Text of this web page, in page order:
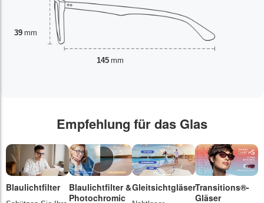
39 mm
145 mm
Empfehlung für das Glas
Blaulichtfilter
Blaulichtfilter &
Photochromic
GleitsichtgläserTransitions®-
Gläser